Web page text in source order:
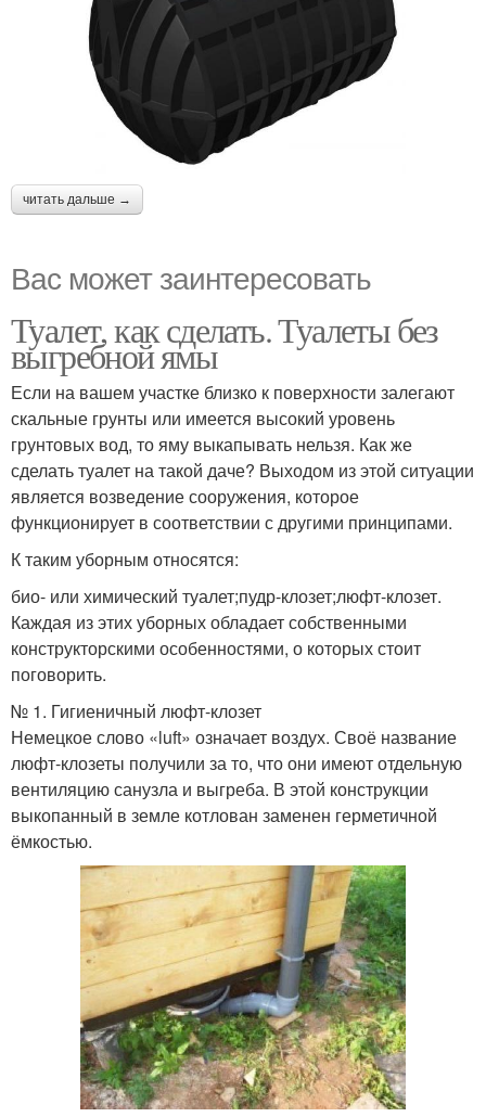
читать дальше →
Вас может заинтересовать
Туалет, как сделать. Туалеты без
выгребной ямы
Если на вашем участке близко к поверхности залегают
скальные грунты или имеется высокий уровень
грунтовых вод, то яму выкапывать нельзя. Как же
сделать туалет на такой даче? Выходом из этой ситуации
является возведение сооружения, которое
функционирует в соответствии с другими принципами.
К таким уборным относятся:
био- или химический туалет;пудр-клозет;люфт-клозет.
Каждая из этих уборных обладает собственными
конструкторскими особенностями, о которых стоит
поговорить.
№ 1. Гигиеничный люфт-клозет
Немецкое слово «luft» означает воздух. Своё название
люфт-клозеты получили за то, что они имеют отдельную
вентиляцию санузла и выгреба. В этой конструкции
выкопанный в земле котлован заменен герметичной
ёмкостью.